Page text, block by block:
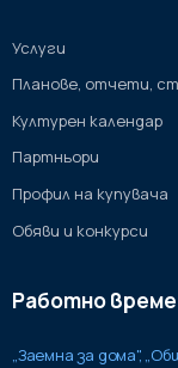
Услуги
Планове, отчети,
Културен календар
Партньори
Профил на купувача
Обяви и конкурси
Работно време
„Заемна за дома",